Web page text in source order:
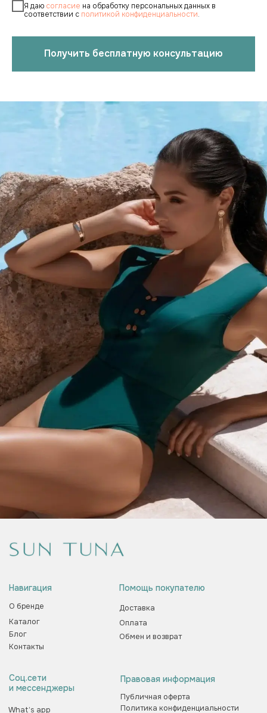
Я даю согласие на обработку персональных данных в
соответствии с политикой конфиденциальности.
Получить бесплатную консультацию